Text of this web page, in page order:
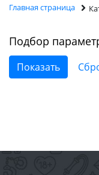
Главная страница
Подбор